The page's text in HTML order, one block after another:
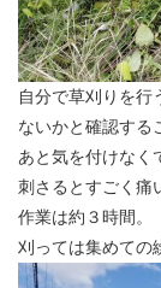
自分で草刈りを行
ないかと確認する
あと気を付けなく
刺さるとすごく痛
作業は約３時間。
刈っては集めての